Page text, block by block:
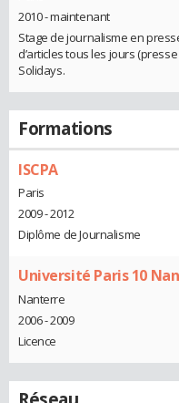
2010 - maintenant
Stage de journalisme en
d’articles tous les jours
Solidays.
Formations
ISCPA
Paris
2009 - 2012
Diplôme de Journalisme
Université Paris 10
Nanterre
2006 - 2009
Licence